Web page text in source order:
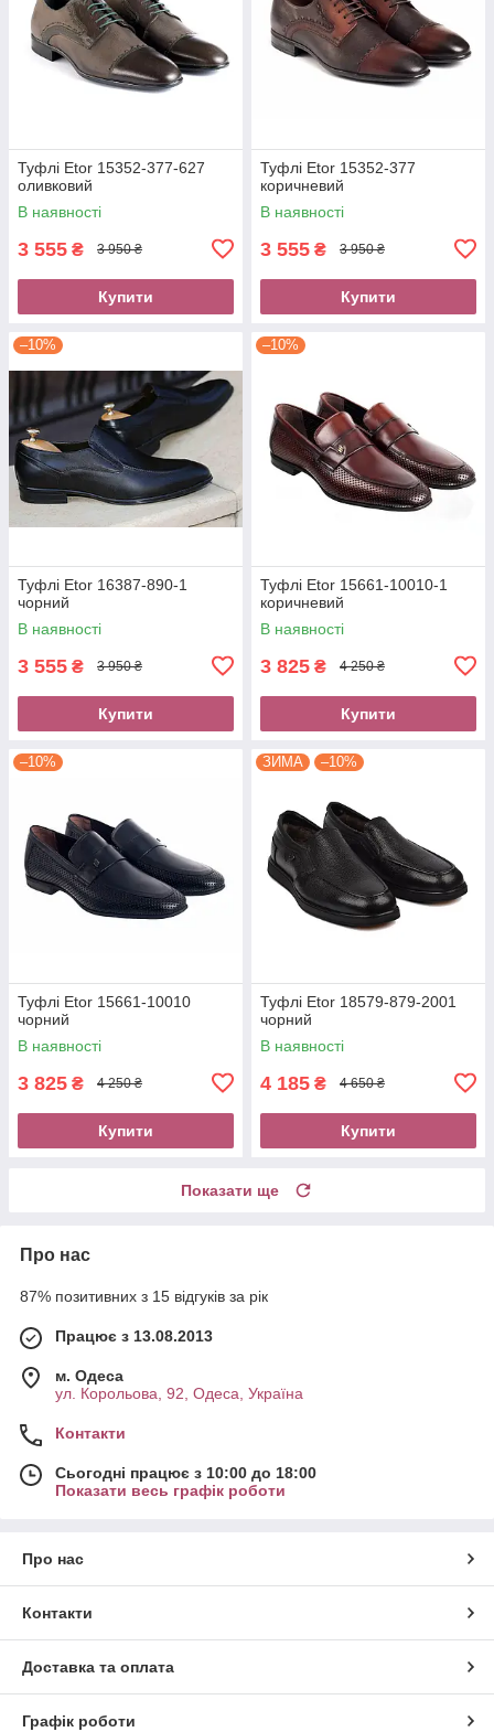
Туфлі Etor 15352-377-627
оливковий
В наявності
3 555 ₴ 3 950 ₴
Купити
Туфлі Etor 15352-377
коричневий
В наявності
3 555 ₴ 3 950 ₴
Купити
–10%
Туфлі Etor 16387-890-1
чорний
В наявності
3 555 ₴ 3 950 ₴
Купити
–10%
Туфлі Etor 15661-10010-1
коричневий
В наявності
3 825 ₴ 4 250 ₴
Купити
–10%
Туфлі Etor 15661-10010
чорний
В наявності
3 825 ₴ 4 250 ₴
Купити
ЗИМА –10%
Туфлі Etor 18579-879-2001
чорний
В наявності
4 185 ₴ 4 650 ₴
Купити
Показати ще
Про нас
87% позитивних з 15 відгуків за рік
Працює з 13.08.2013
м. Одеса
ул. Корольова, 92, Одеса, Україна
Контакти
Сьогодні працює з 10:00 до 18:00
Показати весь графік роботи
Про нас
Контакти
Доставка та оплата
Графік роботи